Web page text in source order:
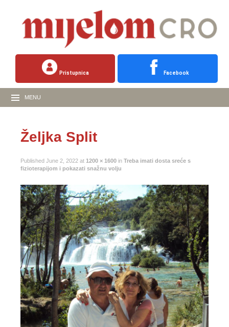
Pristupnica Facebook
MENU
Željka Split
Published June 2, 2022 at 1200 × 1600 in Treba imati dosta sreće s
fizioterapijom i pokazati snažnu volju